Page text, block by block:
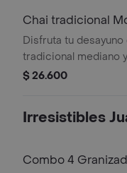
Chai tradicional
Queso
Disfruta tu desayuno
tradicional mediano
queso.
$ 26.600
Irresistibles
Combo 4